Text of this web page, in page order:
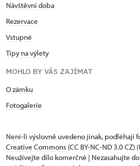
Návštěvní doba
Rezervace
Vstupné
Tipy na výlety
MOHLO BY VÁS ZAJÍMAT
O zámku
Fotogalerie
Není-li výslovně uvedeno jinak, podléhají
Creative Commons (CC BY-NC-ND 3.0
Neužívejte dílo komerčně | Nezasahujte